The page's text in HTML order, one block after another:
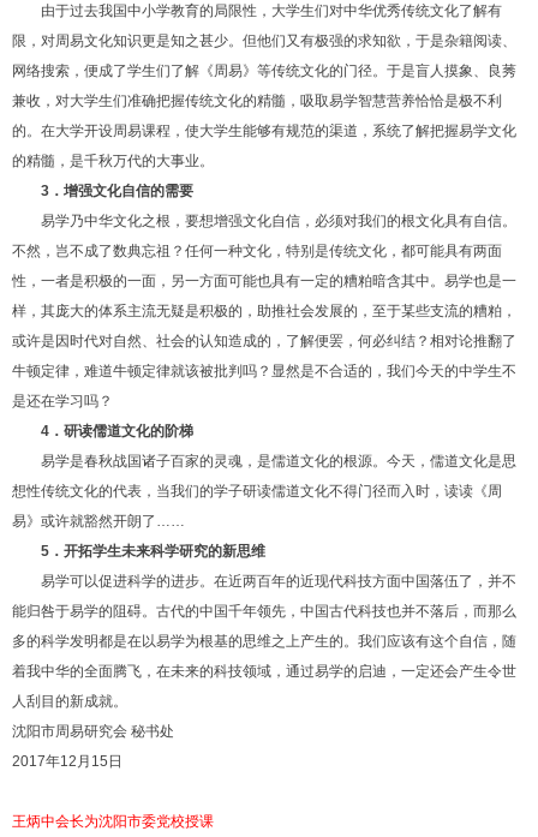
由于过去我国中小学教育的局限性，大学生们对中华优秀传统文化了解有
限，对周易文化知识更是知之甚少。但他们又有极强的求知欲，于是杂籍阅读、
网络搜索，便成了学生们了解《周易》等传统文化的门径。于是盲人摸象、良莠
兼收，对大学生们准确把握传统文化的精髓，吸取易学智慧营养恰恰是极不利
的。在大学开设周易课程，使大学生能够有规范的渠道，系统了解把握易学文化
的精髓，是千秋万代的大事业。
3 ．增强文化自信的需要
易学乃中华文化之根，要想增强文化自信，必须对我们的根文化具有自信。
不然，岂不成了数典忘祖？任何一种文化，特别是传统文化，都可能具有两面
性，一者是积极的一面，另一方面可能也具有一定的糟粕暗含其中。易学也是一
样，其庞大的体系主流无疑是积极的，助推社会发展的，至于某些支流的糟粕，
或许是因时代对自然、社会的认知造成的，了解便罢，何必纠结？相对论推翻了
牛顿定律，难道牛顿定律就该被批判吗？显然是不合适的，我们今天的中学生不
是还在学习吗？
4 ．研读儒道文化的阶梯
易学是春秋战国诸子百家的灵魂，是儒道文化的根源。今天，儒道文化是思
想性传统文化的代表，当我们的学子研读儒道文化不得门径而入时，读读《周
易》或许就豁然开朗了……
5 ．开拓学生未来科学研究的新思维
易学可以促进科学的进步。在近两百年的近现代科技方面中国落伍了，并不
能归咎于易学的阻碍。古代的中国千年领先，中国古代科技也并不落后，而那么
多的科学发明都是在以易学为根基的思维之上产生的。我们应该有这个自信，随
着我中华的全面腾飞，在未来的科技领域，通过易学的启迪，一定还会产生令世
人刮目的新成就。
沈阳市周易研究会 秘书处
2017年12月15日
王炳中会长为沈阳市委党校授课